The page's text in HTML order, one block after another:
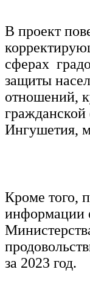
В проект
сферах
защиты
отношений,
Ингушетия,
Кроме того,
информации
за 2023 год.